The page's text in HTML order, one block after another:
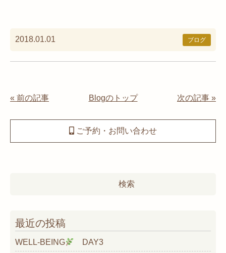
2018.01.01 ブログ
« 前の記事 Blogのトップ 次の記事 »
ご予約・お問い合わせ
最近の投稿
WELL-BEING DAY3